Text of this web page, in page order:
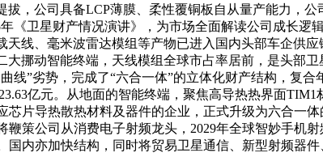
，公司具备LCP薄膜、柔性覆铜板自从量产能力，
《卫星财产情况演讲》，为市场全面解读公司成长
天线、毫米波雷达模组等产物已进入国内头部车企
挪动智能终端，天线模组全球市占率居前，是头部
线”劣势，完成了“六合一体”的立体化财产结构，复
亿元。从地面的智能终端，聚焦高导热热界面
芯片导热散热材料及器件的企业，正式升级为六合一
策公司从消费电子射频龙头，2029年全球智妙手机
国内亦加快结构，同时将贸易卫星通信、新型射频器